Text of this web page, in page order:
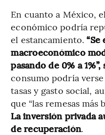
En cuanto a México,
económico podría
el estancamiento.
macroeconómico
pasando de 0% a
consumo podría
tasas y gasto social,
que “las remesas más
La inversión privada
de recuperación.